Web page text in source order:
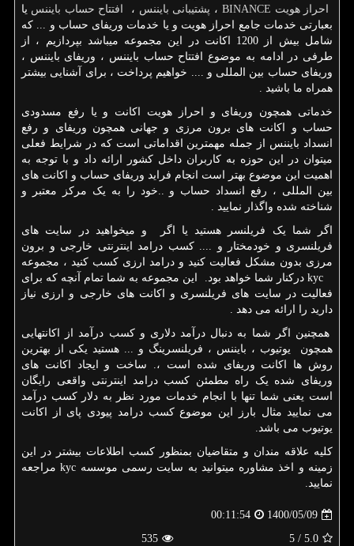
احراز هویت BINANCE ، پشتیبانی بایننس ، افتتاح حساب بایننس یا
بعبارتی خدمات جامع احراز هویت و یا خدمات وریفای حساب و ... که
شامل بیش از 1200 اکانت در این مجموعه میباشد بپردازیم ، از
طرفی در ادامه به موضوع افتتاح حساب بایننس ، وریفای بایننس ،
وریفای حساب بین المللی و .... خواهیم پرداخت ، برای آشنایی بیشتر
همراه ما باشید .
خدماتی همچون وریفای و احراز هویت اکانت و یا رفع مسدودی
حساب و اکانت های برون مرزی و جهانی همچون وریفای و رفع
انسداد بایننس از جمله مهمترین اقداماتی است که در شرایط فعلی
میتوان در این حوزه به کاربران داخل کشور ارائه داد و با توجه به
اهمیت این موضوع بهتر است انجام فراید وریفای حساب و اکانت های
بین المللی ، رفع انسداد حساب و ..خود را به یک مرکز معتبر و
شناخته شده واگذار نمایید .
اگر شما یک فریلنسر هستید یا اگر و میخواهید در سایت های
فریلنسری و خودمختار و .... کسب درامد اینترنتی خارجی و برون
مرزی بدون مشکل فعالیت کنید و درامد ارزی کسب کنید ، مجموعه
kyc درکنار شما خواهد بود. این مجموعه به شما تمام آنچه که برای
فعالیت در سایت های فریلنسری و اکانت های خارجی و ارزی نیاز
دارید را ارائه می دهد .
همچنین اگر شما به دنبال درآمد دلاری و کسب درآمد از اکانتهایی
همچون یوتیوب ، بایننس ، فریلنسرینگ و ... هستید یکی از بهترین
روش ها اکانت وریفای شده است ،. ساخت و ایجاد اکانت های
وریفای شده یک راه مطمئن کسب درامد اینترنتی واقعی رایگان
است یعنی شما تنها با انجام خدمات مورد نظر به دلار کسب درآمد
می نمایید مثال بارز این موضوع کسب درامد پیودی پای از اکانت
یوتیوب می باشد.
کلیه علاقه مندان و متقاضیان بمنظور کسب اطلاعات بیشتر در این
زمینه و اخذ مشاوره میتوانید به سایت رسمی موسسه kyc مراجعه
نمایید.
1400/05/09
00:11:54
5.0
/ 5
535